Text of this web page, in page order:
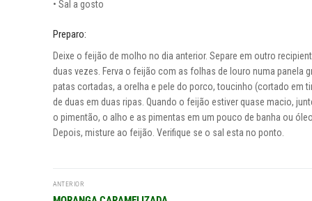
• Sal a gosto
Preparo:
Deixe o feijão de molho no dia anterior. Separe em outro
duas vezes. Ferva o feijão com as folhas de louro numa panela
patas cortadas, a orelha e pele do porco, toucinho (cortado
de duas em duas ripas. Quando o feijão estiver quase macio,
o pimentão, o alho e as pimentas em um pouco de banha ou
Depois, misture ao feijão. Verifique se o sal esta no ponto.
Navegação
ANTERIOR